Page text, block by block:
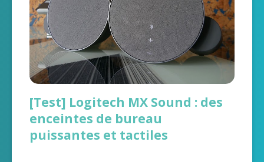
[Test] Logitech MX Sound : des
enceintes de bureau
puissantes et tactiles